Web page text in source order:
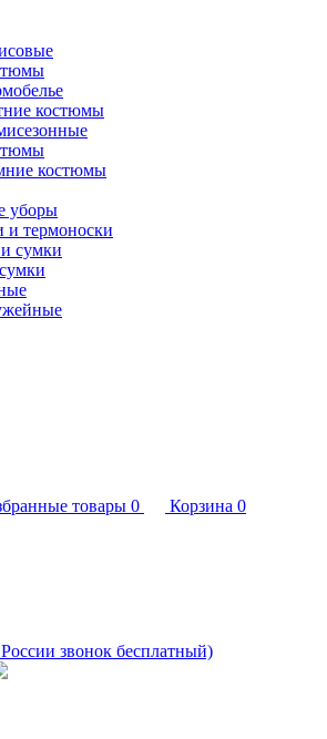
костюмы
костюмы
уборы
и термоноски
сумки
товары 0 Корзина 0
звонок бесплатный)